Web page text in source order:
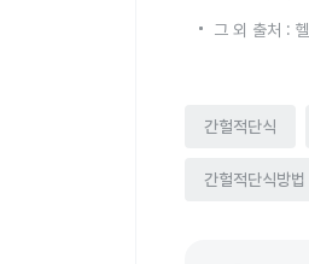
그 외 출처 :
간헐적단식
간헐적단식방법